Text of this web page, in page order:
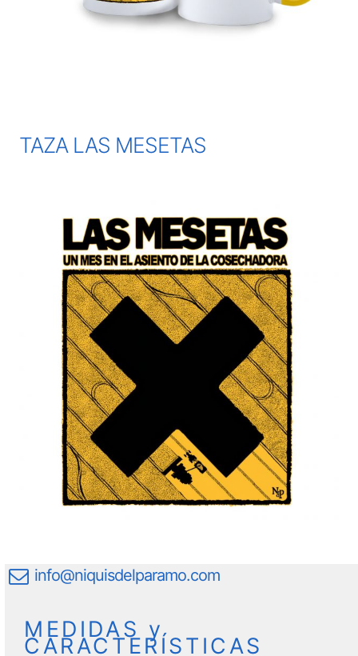
TAZA LAS MESETAS
info@niquisdelparamo.com
MEDIDAS y
CARACTERÍSTICAS